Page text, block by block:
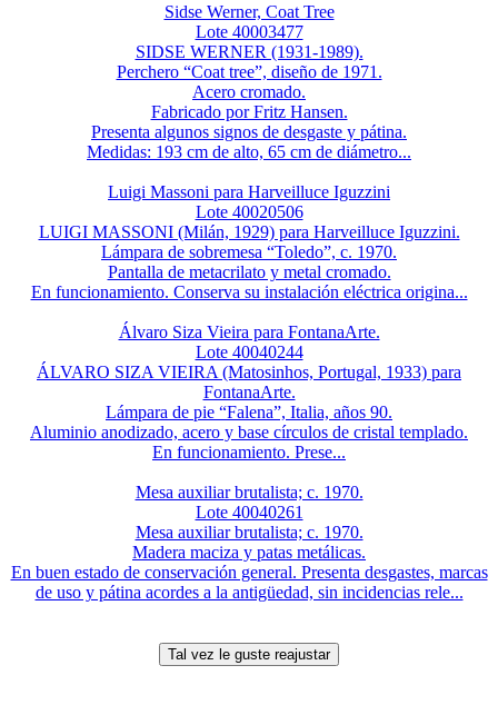
Sidse Werner, Coat Tree
Lote 40003477
SIDSE WERNER (1931-1989).
Perchero “Coat tree”, diseño de 1971.
Acero cromado.
Fabricado por Fritz Hansen.
Presenta algunos signos de desgaste y pátina.
Medidas: 193 cm de alto, 65 cm de diámetro...
Luigi Massoni para Harveilluce Iguzzini
Lote 40020506
LUIGI MASSONI (Milán, 1929) para Harveilluce Iguzzini.
Lámpara de sobremesa “Toledo”, c. 1970.
Pantalla de metacrilato y metal cromado.
En funcionamiento. Conserva su instalación eléctrica origina...
Álvaro Siza Vieira para FontanaArte.
Lote 40040244
ÁLVARO SIZA VIEIRA (Matosinhos, Portugal, 1933) para
FontanaArte.
Lámpara de pie “Falena”, Italia, años 90.
Aluminio anodizado, acero y base círculos de cristal templado.
En funcionamiento. Prese...
Mesa auxiliar brutalista; c. 1970.
Lote 40040261
Mesa auxiliar brutalista; c. 1970.
Madera maciza y patas metálicas.
En buen estado de conservación general. Presenta desgastes, marcas
de uso y pátina acordes a la antigüedad, sin incidencias rele...